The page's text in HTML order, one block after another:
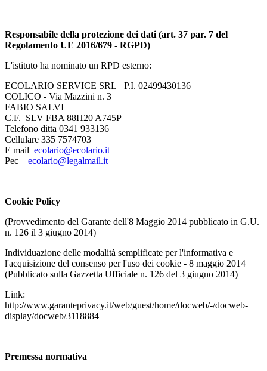
Responsabile della protezione dei dati (art. 37 par. 7 del
Regolamento UE 2016/679 - RGPD)
L'istituto ha nominato un RPD esterno:
ECOLARIO SERVICE SRL P.I. 02499430136
COLICO - Via Mazzini n. 3
FABIO SALVI
C.F. SLV FBA 88H20 A745P
Telefono ditta 0341 933136
Cellulare 335 7574703
E mail ecolario@ecolario.it
Pec
ecolario@legalmail.it
Cookie Policy
(Provvedimento del Garante dell'8 Maggio 2014 pubblicato in G.U.
n. 126 il 3 giugno 2014)
Individuazione delle modalità semplificate per l'informativa e
l'acquisizione del consenso per l'uso dei cookie - 8 maggio 2014
(Pubblicato sulla Gazzetta Ufficiale n. 126 del 3 giugno 2014)
Link:
http://www.garanteprivacy.it/web/guest/home/docweb/-/docweb-
display/docweb/3118884
Premessa normativa